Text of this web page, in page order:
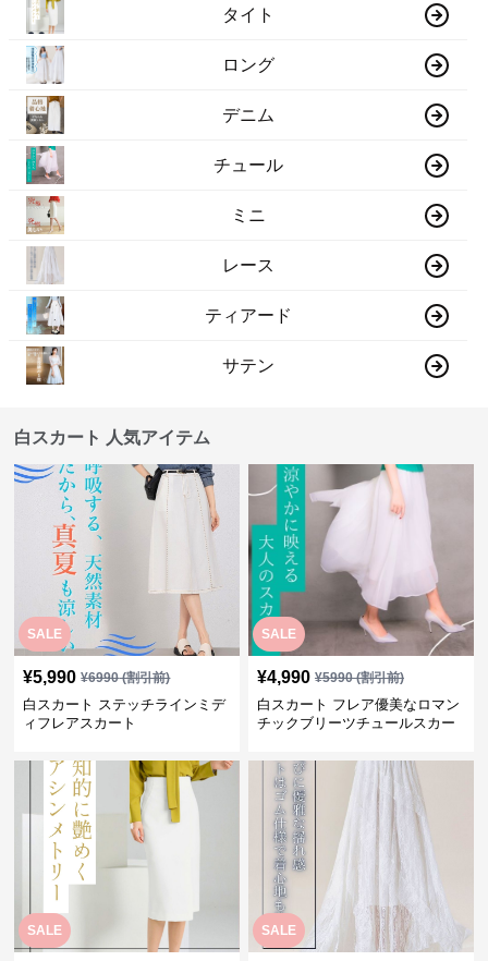
タイト
ロング
デニム
チュール
ミニ
レース
ティアード
サテン
白スカート 人気アイテム
SALE
¥5,990 ¥6990(割引前)
白スカート ステッチラインミデ
ィフレアスカート
SALE
¥4,990 ¥5990(割引前)
白スカート フレア優美なロマン
チックブリーツチュールスカー
SALE SALE